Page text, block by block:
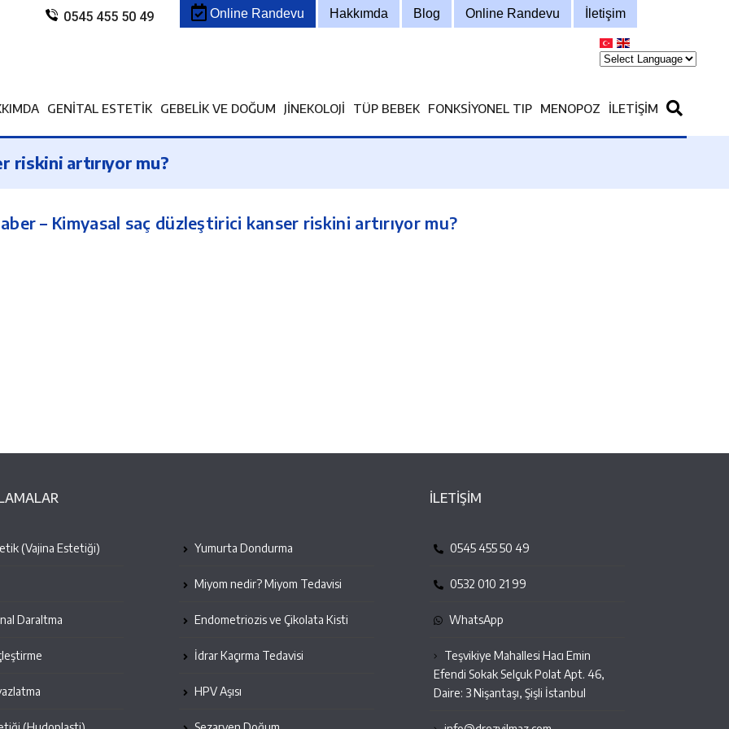
Online Randevu Hakkımda Blog Online Randevu İletişim
0545 455 50 49
GENITAL ESTETIK GEBELIK VE DOĞUM JINEKOLOJI TÜP BEBEK FONKSIYONEL TIP MENOPOZ İLETIŞIM
riskini artırıyor mu?
– Kimyasal saç düzleştirici kanser riskini artırıyor mu?
(Vajina Estetiği)
Daraltma
Yumurta Dondurma
Miyom nedir? Miyom Tedavisi
Endometriozis ve Çikolata Kisti
İdrar Kaçırma Tedavisi
HPV Aşısı
İLETİŞİM
0545 455 50 49
0532 010 21 99
WhatsApp
Teşvikiye Mahallesi Hacı Emin
Efendi Sokak Selçuk Polat Apt. 46,
Daire: 3 Nişantaşı, Şişli İstanbul